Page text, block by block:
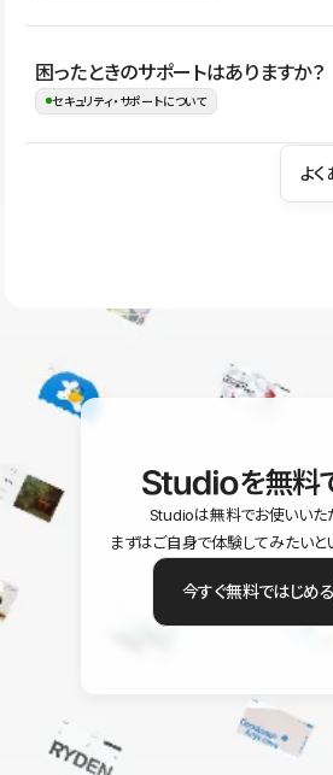
ながらレイアウトに影響を与えずに更新作
す。
Studioでは、公開サイトやサービスを安全
の暗号化、データ保護、アクセス管理、
はSSL/TLSによる通信暗号化に対応して
困ったときのサポートはありますか？
セキュリティ・サポートについて
操作方法や機能については、ヘルプセン
ユーザー同士で質問・相談できるコミュ
よ
を無料
Studioは無料でお使いいた
まずはご自身で体験してみたいと
今すぐ無料ではじめる